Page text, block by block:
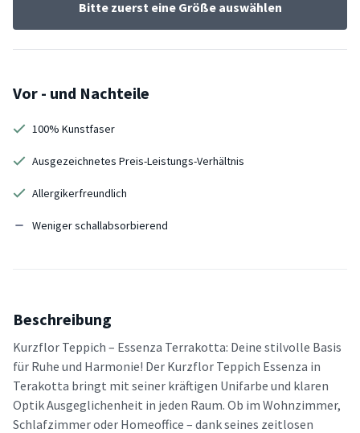
Bitte zuerst eine Größe auswählen
Vor - und Nachteile
100% Kunstfaser
Ausgezeichnetes Preis-Leistungs-Verhältnis
Allergikerfreundlich
Weniger schallabsorbierend
Beschreibung
Kurzflor Teppich – Essenza Terrakotta: Deine stilvolle Basis
für Ruhe und Harmonie! Der Kurzflor Teppich Essenza in
Terakotta bringt mit seiner kräftigen Unifarbe und klaren
Optik Ausgeglichenheit in jeden Raum. Ob im Wohnzimmer,
Schlafzimmer oder Homeoffice – dank seines zeitlosen